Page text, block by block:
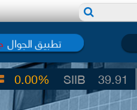
تطبيق الجوال
39.91
SIIB